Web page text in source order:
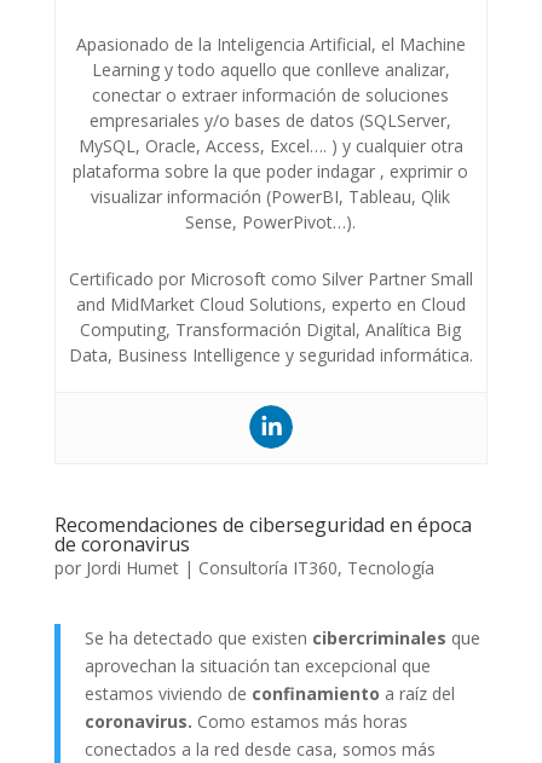
Apasionado de la Inteligencia Artificial, el Machine
Learning y todo aquello que conlleve analizar,
conectar o extraer información de soluciones
empresariales y/o bases de datos (SQLServer,
MySQL, Oracle, Access, Excel…. ) y cualquier otra
plataforma sobre la que poder indagar , exprimir o
visualizar información (PowerBI, Tableau, Qlik
Sense, PowerPivot…).
Certificado por Microsoft como Silver Partner Small
and MidMarket Cloud Solutions, experto en Cloud
Computing, Transformación Digital, Analítica Big
Data, Business Intelligence y seguridad informática.
Recomendaciones de ciberseguridad en época
de coronavirus
por Jordi Humet| Consultoría IT360, Tecnología
Se ha detectado que existen cibercriminales que
aprovechan la situación tan excepcional que
estamos viviendo de confinamiento a raíz del
coronavirus. Como estamos más horas
conectados a la red desde casa, somos más